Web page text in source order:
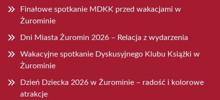
Finałowe spotkanie MDKK przed wakacjami w
Żurominie
Dni Miasta Żuromin 2026 – Relacja z wydarzenia
Wakacyjne spotkanie Dyskusyjnego Klubu Książki w
Żurominie
Dzień Dziecka 2026 w Żurominie – radość i kolorowe
atrakcje